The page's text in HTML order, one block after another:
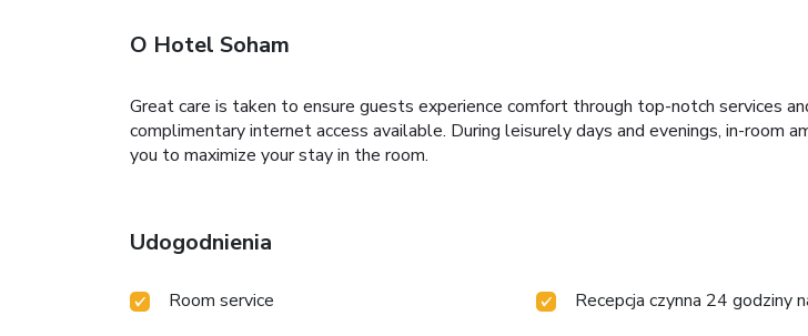
O Hotel Soham
Great care is taken to ensure guests experience comfort through top-notch services
complimentary internet access available. During leisurely days and evenings, in-room
you to maximize your stay in the room.
Udogodnienia
Room service Recepcja czynna 24 godziny